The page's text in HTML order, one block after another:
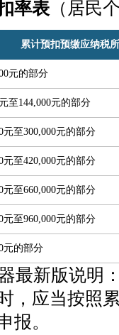
率表 （居民
累计预扣预缴应纳税
元的部分
至144,000元的部分
元至300,000元的部分
元至420,000元的部分
元至660,000元的部分
元至960,000元的部分
元的部分
最新版说明
，应当按照
报。